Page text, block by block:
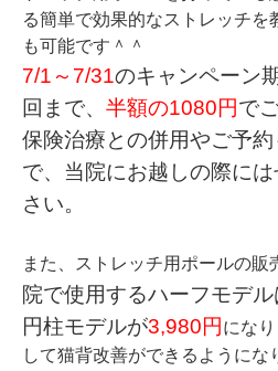
る簡単で効果的なストレッチを
も可能です＾＾
7/1～7/31のキャンペーン
回まで、 半額の1080円で
保険治療との併用やご予
で、当院にお越しの際に
さい。
また、ストレッチ用ポールの販
院で使用するハーフモデル
円柱モデルが3,980円 にな
して猫背改善ができるようにな